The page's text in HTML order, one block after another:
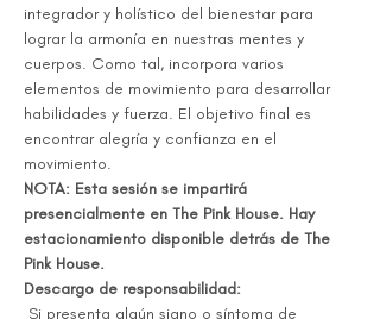
integrador y holístico del bienestar para
lograr la armonía en nuestras mentes y
cuerpos. Como tal, incorpora varios
elementos de movimiento para desarrollar
habilidades y fuerza. El objetivo final es
encontrar alegría y confianza en el
movimiento.
NOTA: Esta sesión se impartirá
presencialmente en The Pink House. Hay
estacionamiento disponible detrás de The
Pink House.
Descargo de responsabilidad: